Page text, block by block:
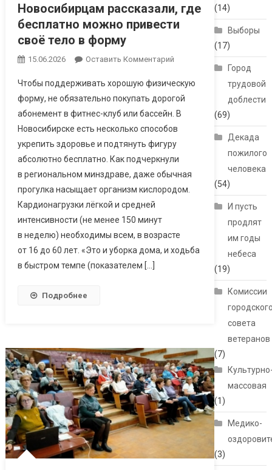
Новосибирцам рассказали, где
бесплатно можно привести
своё тело в форму
15.06.2026 Оставить Комментарий
Чтобы поддерживать хорошую физическую
форму, не обязательно покупать дорогой
абонемент в фитнес-клуб или бассейн. В
Новосибирске есть несколько способов
укрепить здоровье и подтянуть фигуру
абсолютно бесплатно. Как подчеркнули
в региональном минздраве, даже обычная
прогулка насыщает организм кислородом.
Кардионагрузки лёгкой и средней
интенсивности (не менее 150 минут
в неделю) необходимы всем, в возрасте
от 16 до 60 лет. «Это и уборка дома, и ходьба
в быстром темпе (показателем […]
Подробнее
(14)
Выборы
(17)
Город
трудовой
доблести
(69)
Декада
пожилого
человека
(54)
И пусть
продлят
им годы
небеса
(19)
Комиссии
совета
ветеранов
(7)
массовая
(1)
Медико-
(3)